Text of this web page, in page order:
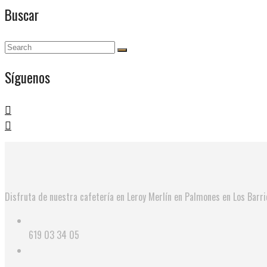
Buscar
Síguenos
Disfruta de nuestra cafetería en Leroy Merlín en Palmones en Los
619 03 34 05